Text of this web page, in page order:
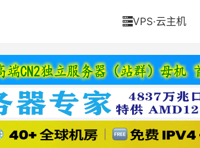
VPS·云主机